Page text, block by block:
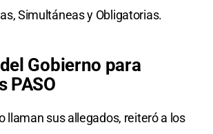
Simultáneas y Obligatorias.
Gobierno para
PASO
llaman sus allegados, reiteró a los